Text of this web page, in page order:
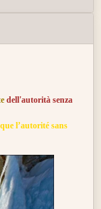
dell'autorità senza
l’autorité sans